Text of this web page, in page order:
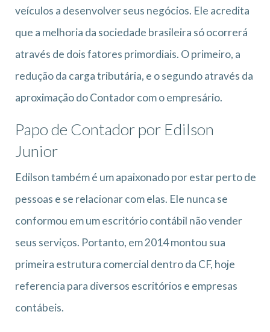
veículos a desenvolver seus negócios. Ele acredita
que a melhoria da sociedade brasileira só ocorrerá
através de dois fatores primordiais. O primeiro, a
redução da carga tributária, e o segundo através da
aproximação do Contador com o empresário.
Papo de Contador por Edilson
Junior
Edilson também é um apaixonado por estar perto de
pessoas e se relacionar com elas. Ele nunca se
conformou em um escritório contábil não vender
seus serviços. Portanto, em 2014 montou sua
primeira estrutura comercial dentro da CF, hoje
referencia para diversos escritórios e empresas
contábeis.